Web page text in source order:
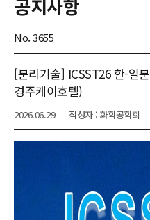
공지사항
No. 3655
[분리기술] ICSST26 한-일
경주케이호텔)
2026.06.29 작성자 : 화학공학회